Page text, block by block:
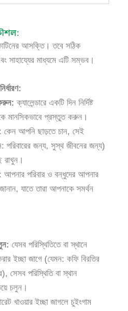
আসক্তি। তবে সঠিক
সাহায্যের মাধ্যমে এটি সম্ভব।
ক্যালেন্ডারে একটি দিন নির্দিষ্ট
মানসিকভাবে প্রস্তুত করুন।
কেন আপনি ছাড়তে চান, সেই
পরিবারের জন্য, সুস্থ জীবনের জন্য)
রাখুন।
আপনার পরিবার ও বন্ধুদের আপনার
যাতে তারা আপনাকে সমর্থন
যেসব পরিস্থিতিতে বা স্থানে
ইচ্ছা জাগে (যেমন: কফি বিরতির
সেসব পরিস্থিতি বা স্থান
চলুন।
খাওয়ার ইচ্ছা জাগলে চুইংগাম